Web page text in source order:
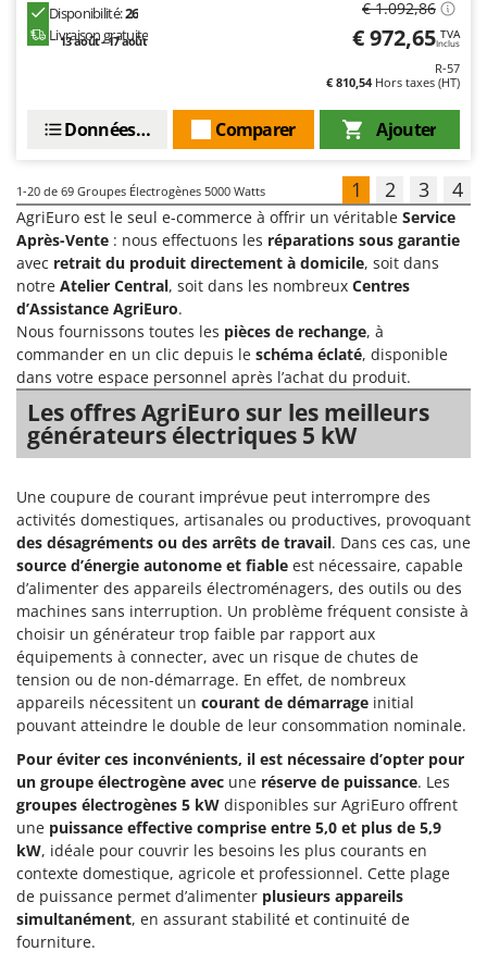
Disponibilité:26
Livraison gratuite
13 août - 17 août
€ 1.092,86
€ 972,65 TVA
Inclus
R-57
€ 810,54Hors taxes (HT)
Ajouter
Comparer
Données techniques
1-20 de 69 Groupes Électrogènes 5000 Watts 1 2 3 4
AgriEuro est le seul e-commerce à offrir un véritable Service
Après-Vente : nous effectuons les réparations sous garantie
avec retrait du produit directement à domicile, soit dans
notre Atelier Central, soit dans les nombreux Centres
d’Assistance AgriEuro.
Nous fournissons toutes les pièces de rechange, à
commander en un clic depuis le schéma éclaté, disponible
dans votre espace personnel après l’achat du produit.
Les offres AgriEuro sur les meilleurs
générateurs électriques 5 kW
Une coupure de courant imprévue peut interrompre des
activités domestiques, artisanales ou productives, provoquant
des désagréments ou des arrêts de travail. Dans ces cas, une
source d’énergie autonome et fiable est nécessaire, capable
d’alimenter des appareils électroménagers, des outils ou des
machines sans interruption. Un problème fréquent consiste à
choisir un générateur trop faible par rapport aux
équipements à connecter, avec un risque de chutes de
tension ou de non-démarrage. En effet, de nombreux
appareils nécessitent un courant de démarrage initial
pouvant atteindre le double de leur consommation nominale.
Pour éviter ces inconvénients, il est nécessaire d’opter pour
un groupe électrogène avec une réserve de puissance. Les
groupes électrogènes 5 kW disponibles sur AgriEuro offrent
une puissance effective comprise entre 5,0 et plus de 5,9
kW, idéale pour couvrir les besoins les plus courants en
contexte domestique, agricole et professionnel. Cette plage
de puissance permet d’alimenter plusieurs appareils
simultanément, en assurant stabilité et continuité de
fourniture.